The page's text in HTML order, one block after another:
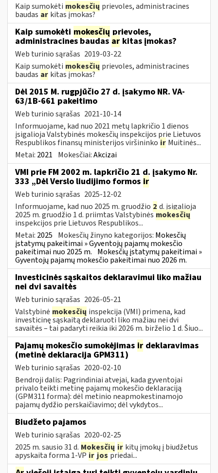
Kaip sumokėti mokesčių prievoles, administracines
baudas ar kitas įmokas?
Kaip sumokėti mokesčių prievoles,
administracines baudasar kitas įmokas?
Web turinio sąrašas 2019-03-22
Kaip sumokėti mokesčių prievoles, administracines
baudas ar kitas įmokas?
Dėl 2015 M. rugpjūčio 27 d. įsakymo NR. VA-
63/1B-661 pakeitimo
Web turinio sąrašas 2021-10-14
Informuojame, kad nuo 2021 metų lapkričio 1 dienos
įsigalioja Valstybinės mokesčių inspekcijos prie Lietuvos
Respublikos finansų ministerijos viršininko ir Muitinės...
Metai: 2021 Mokesčiai:Akcizai
VMI prie FM 2002 m. lapkričio 21 d. įsakymo Nr.
333 „Dėl Verslo liudijimo formos ir
Web turinio sąrašas 2025-12-02
Informuojame, kad nuo 2025 m. gruodžio 2 d. įsigalioja
2025 m. gruodžio 1 d. priimtas Valstybinėsmokesčių
inspekcijos prie Lietuvos Respublikos...
Metai: 2025 Mokesčių žinyno kategorijos: Mokesčių
įstatymų pakeitimai » Gyventojų pajamų mokesčio
pakeitimai nuo 2025 m. Mokesčių įstatymų pakeitimai »
Gyventojų pajamų mokesčio pakeitimai nuo 2026 m.
Investicinės sąskaitos deklaravimui liko mažiau
nei dvi savaitės
Web turinio sąrašas 2026-05-21
Valstybinė mokesčių inspekcija (VMI) primena, kad
investicinę sąskaitą deklaruoti liko mažiau nei dvi
savaitės – tai padaryti reikia iki 2026 m. birželio 1 d. Šiuo...
Pajamų mokesčio sumokėjimas ir deklaravimas
(metinė deklaracija GPM311)
Web turinio sąrašas 2020-02-10
Bendroji dalis: Pagrindiniai atvejai, kada gyventojai
privalo teikti metinę pajamų mokesčio deklaraciją
(GPM311 forma): dėl metinio neapmokestinamojo
pajamų dydžio perskaičiavimo; dėl vykdytos...
Biudžeto pajamos
Web turinio sąrašas 2020-02-25
2025 m. sausio 31 d. Mokesčių ir kitų įmokų į biudžetus
apyskaita forma 1-VPir jospriedai...